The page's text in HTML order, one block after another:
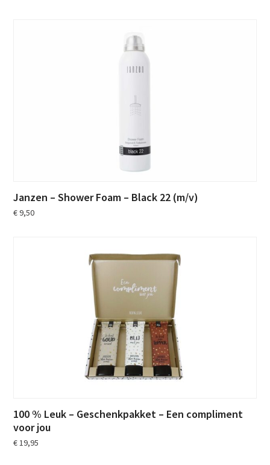
Janzen – Shower Foam – Black 22 (m/v)
€9,50
100 % Leuk – Geschenkpakket – Een compliment
voor jou
€19,95